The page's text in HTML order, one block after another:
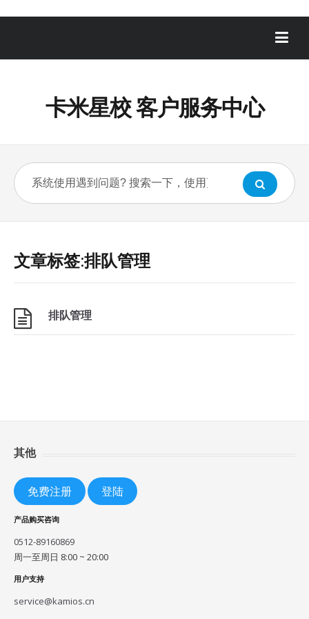
卡米星校 客户服务中心
文章标签:排队管理
排队管理
其他
免费注册 登陆
产品购买咨询
0512-89160869
周一至周日 8:00 ~ 20:00
用户支持
service@kamios.cn